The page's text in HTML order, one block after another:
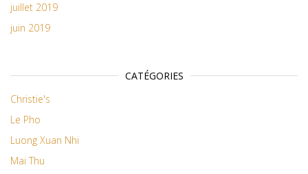
juillet 2019
juin 2019
CATÉGORIES
Christie's
Le Pho
Luong Xuan Nhi
Mai Thu